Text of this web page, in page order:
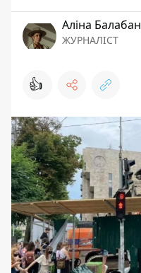
Аліна Балабан
ЖУРНАЛІСТ
👍